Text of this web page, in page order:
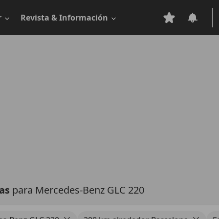
Revista & Información
para Mercedes-Benz GLC 220